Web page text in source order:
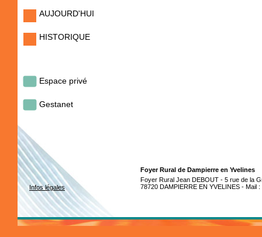
AUJOURD'HUI
HISTORIQUE
Espace privé
Gestanet
Infos légales
Foyer Rural de Dampierre en Yvelines
Foyer Rural Jean DEBOUT - 5 rue de la
78720 DAMPIERRE EN YVELINES - Mail :